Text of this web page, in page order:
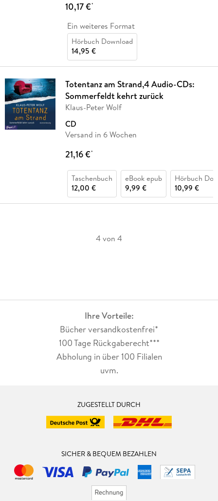
10,17 €*
Ein weiteres Format
Hörbuch Download
14,95 €
Totentanz am Strand,4 Audio-CDs:
Sommerfeldt kehrt zurück
Klaus-Peter Wolf
CD
Versand in 6 Wochen
21,16 €*
Taschenbuch
12,00 €
eBook epub
9,99 €
Hörbuch
10,99 €
4 von 4
Ihre Vorteile:
Bücher versandkostenfrei*
100 Tage Rückgaberecht***
Abholung in über 100 Filialen
uvm.
ZUGESTELLT DURCH
SICHER & BEQUEM BEZAHLEN